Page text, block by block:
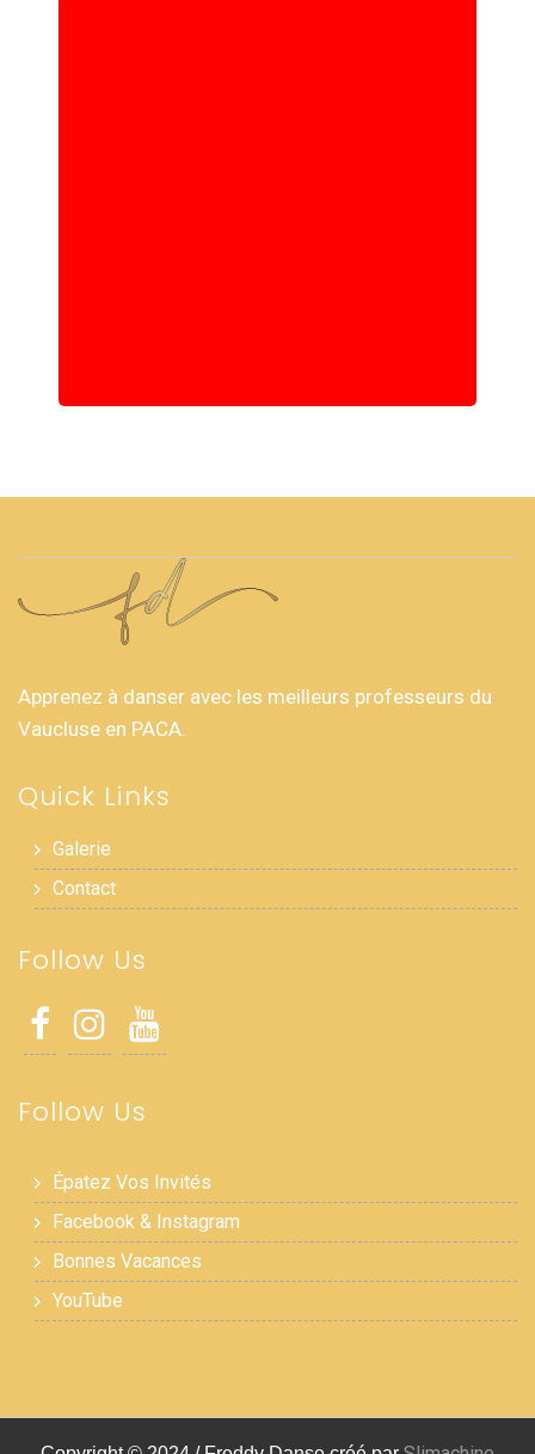
Apprenez à danser avec les meilleurs professeurs du
Vaucluse en PACA.
Quick Links
Galerie
Contact
Follow Us
Follow Us
Épatez Vos Invités
Facebook & Instagram
Bonnes Vacances
YouTube